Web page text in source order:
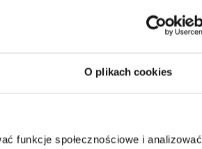
O plikach cookies
funkcje społecznościowe i analizować